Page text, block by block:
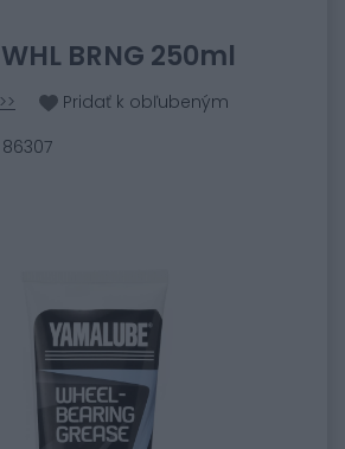
BRNG 250ml
Pridať k obľubeným